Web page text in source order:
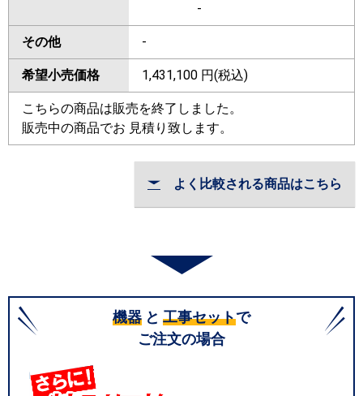
-
その他 -
希望小売価格 1,431,100 円(税込)
こちらの商品は販売を終了しました。
販売中の商品でお 見積り致します。
よく比較される商品はこちら
機器 と 工事セットで
ご注文の場合